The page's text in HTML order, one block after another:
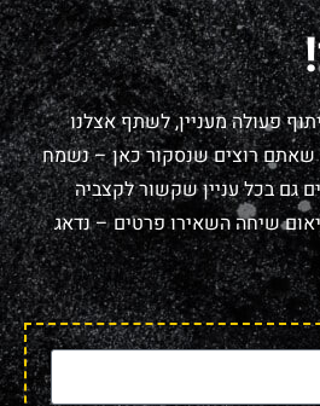
פעולה מעניין, לשתף אצלנו
שאתם רוצים שנסקור כאן – נשמח
גם בכל עניין שקשור לקצביה
שיחה השאירו פרטים – נדאג